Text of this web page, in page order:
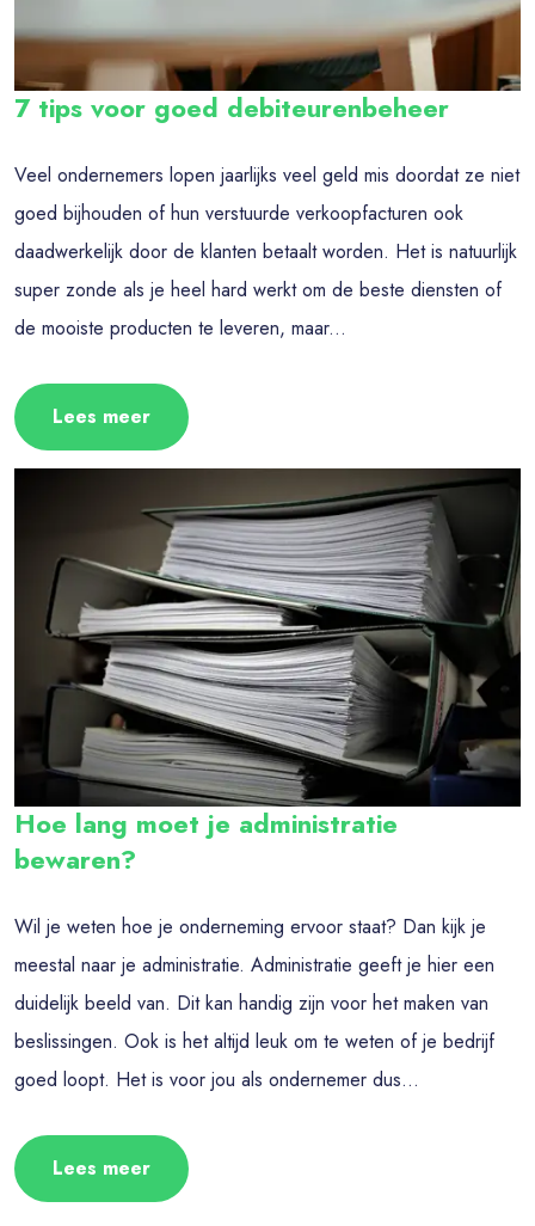
7 tips voor goed debiteurenbeheer
Veel ondernemers lopen jaarlijks veel geld mis doordat ze niet
goed bijhouden of hun verstuurde verkoopfacturen ook
daadwerkelijk door de klanten betaalt worden. Het is natuurlijk
super zonde als je heel hard werkt om de beste diensten of
de mooiste producten te leveren, maar...
Lees meer
Hoe lang moet je administratie
bewaren?
Wil je weten hoe je onderneming ervoor staat? Dan kijk je
meestal naar je administratie. Administratie geeft je hier een
duidelijk beeld van. Dit kan handig zijn voor het maken van
beslissingen. Ook is het altijd leuk om te weten of je bedrijf
goed loopt. Het is voor jou als ondernemer dus...
Lees meer